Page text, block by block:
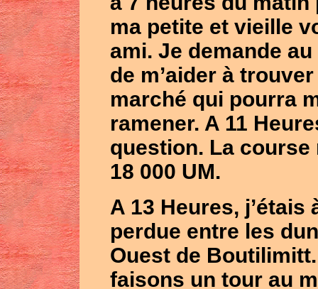
ma petite et vieille
ami. Je demande
de m’aider à
marché qui pourra
ramener. A 11
question. La course
18 000 UM.
A 13 Heures, j’étais
perdue entre les
Ouest de Boutilimitt
faisons un tour au